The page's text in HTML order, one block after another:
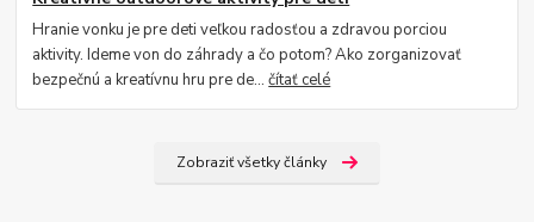
Hranie vonku je pre deti veľkou radosťou a zdravou porciou
aktivity. Ideme von do záhrady a čo potom? Ako zorganizovať
bezpečnú a kreatívnu hru pre de...čítať celé
Zobraziť všetky články